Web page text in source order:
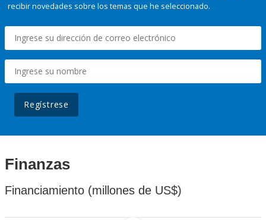
recibir novedades sobre los temas que he seleccionado.
Regístrese
Finanzas
Financiamiento (millones de US$)